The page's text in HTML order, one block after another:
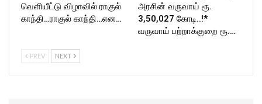
வெளியீட்டு விழாவில் ராகுல்
காந்தி…ராகுல் காந்தி…என…
அரசின் வருவாய் ரூ.
3,50,027 கோடி..!*
வருவாய் பற்றாக்குறை ரூ.…
PREV NEXT